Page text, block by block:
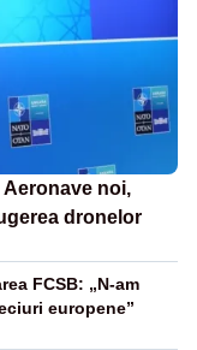
Aeronave noi,
dronelor
FCSB: „N-am
europene”